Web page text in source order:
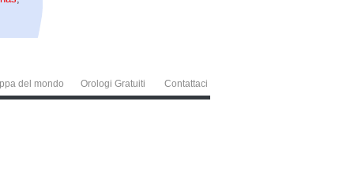
del mondo Orologi Gratuiti Contattaci